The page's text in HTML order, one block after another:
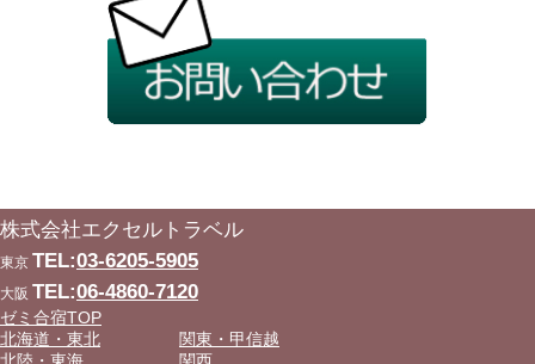
株式会社エクセルトラベル
東京 TEL:03-6205-5905
大阪 TEL:06-4860-7120
ゼミ合宿TOP
北海道・東北
関東・甲信越